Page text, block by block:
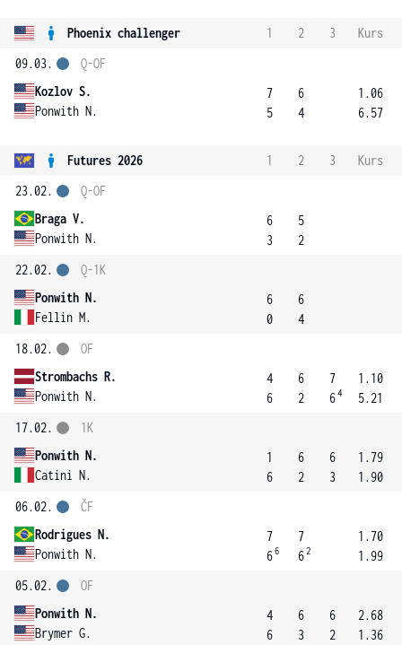
Phoenix challenger 1 2 3
Kurs
09.03.
Kozlov S.
Ponwith N.
Q-OF
7
5
6
4
1.06
6.57
Futures 2026 1 2 3
Kurs
23.02.
Braga V.
Ponwith N.
Q-OF
6
3
5
2
22.02.
Ponwith N.
Fellin M.
Q-1K
6
0
6
4
18.02.
Strombachs R.
Ponwith N.
OF
4
6
6
2
7
64
1.10
5.21
17.02.
Ponwith N.
Catini N.
1K
1
6
6
2
6
3
1.79
1.90
06.02.
Rodrigues N.
Ponwith N.
ČF
7
66
7
62
1.70
1.99
05.02.
Ponwith N.
Brymer G.
OF
4
6
6
3
6
2
2.68
1.36